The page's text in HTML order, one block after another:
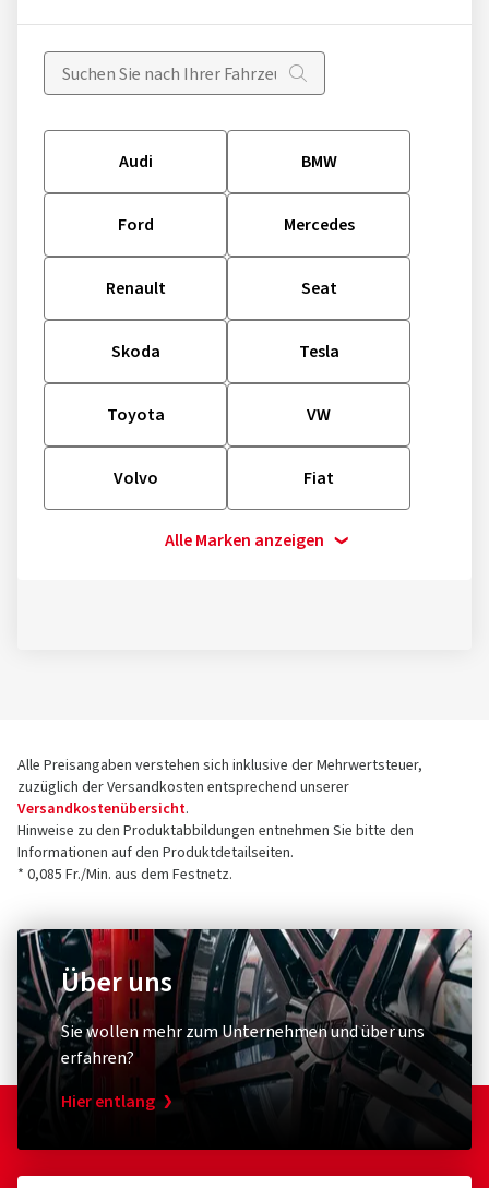
Audi BMW
Ford Mercedes
Renault Seat
Skoda Tesla
Toyota VW
Volvo Fiat
Alle Marken anzeigen
Alle Preisangaben verstehen sich inklusive der Mehrwertsteuer,
zuzüglich der Versandkosten entsprechend unserer
Versandkostenübersicht.
Hinweise zu den Produktabbildungen entnehmen Sie bitte den
Informationen auf den Produktdetailseiten.
* 0,085 Fr./Min. aus dem Festnetz.
Über uns
Sie wollen mehr zum Unternehmen und über uns
erfahren?
Hier entlang